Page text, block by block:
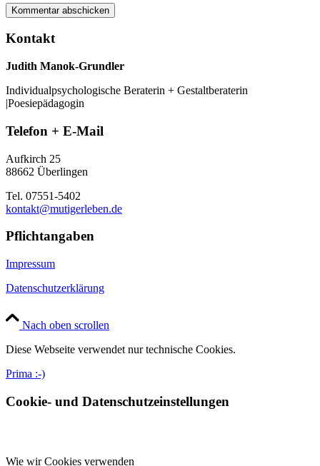
Kontakt
Judith Manok-Grundler
Individualpsychologische Beraterin + Gestaltberaterin
|Poesiepädagogin
Telefon + E-Mail
Aufkirch 25
88662 Überlingen
Tel. 07551-5402
kontakt@mutigerleben.de
Pflichtangaben
Impressum
Datenschutzerklärung
Nach oben scrollen
Diese Webseite verwendet nur technische Cookies.
Prima :-)
Cookie- und Datenschutzeinstellungen
Wie wir Cookies verwenden